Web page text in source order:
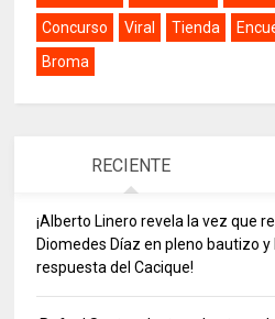
Concurso
Viral Tienda
Broma
RECIENTE
¡Alberto Linero revela la vez que
Diomedes Díaz en pleno bautizo
respuesta del Cacique!